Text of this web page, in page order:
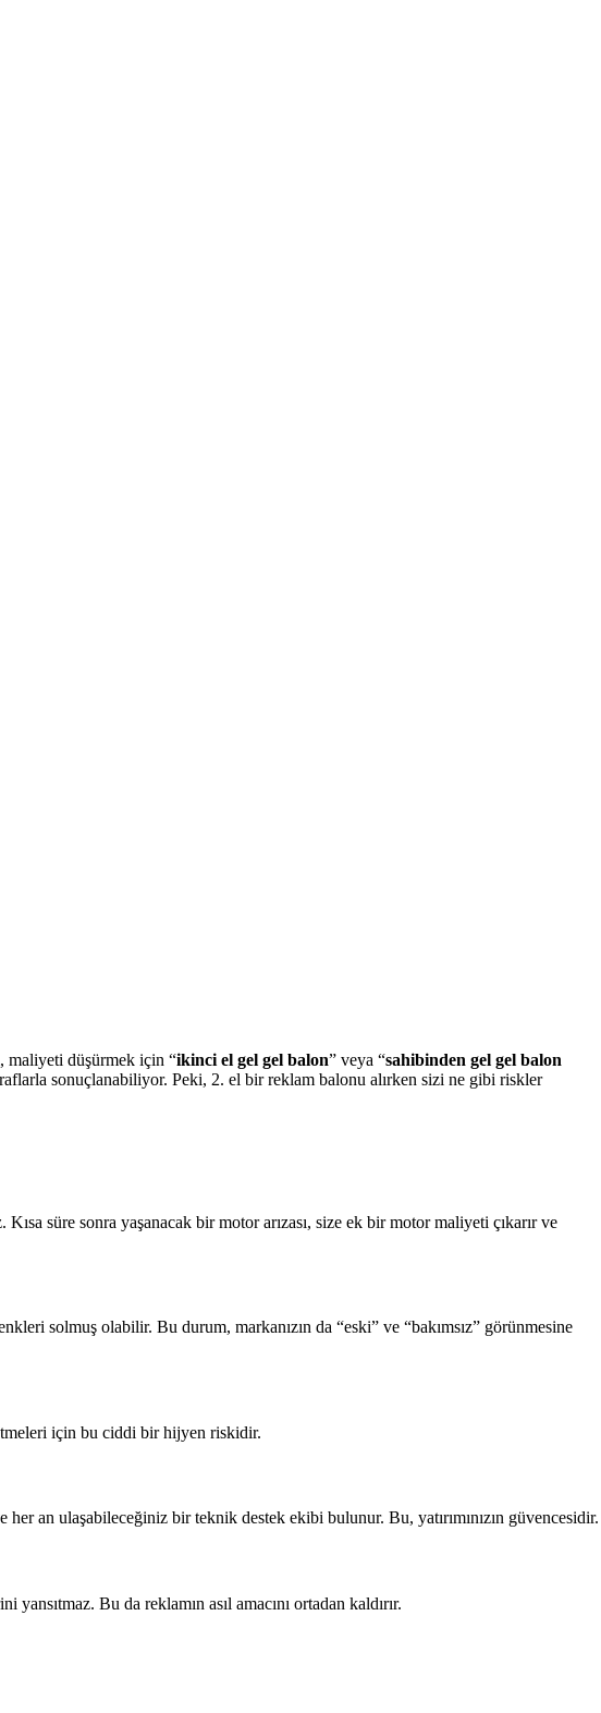
maliyeti düşürmek için “ikinci el gel gel balon” veya “sahibinden gel gel balon
sonuçlanabiliyor. Peki, 2. el bir reklam balonu alırken sizi ne gibi riskler
süre sonra yaşanacak bir motor arızası, size ek bir motor maliyeti çıkarır ve
solmuş olabilir. Bu durum, markanızın da “eski” ve “bakımsız” görünmesine
için bu ciddi bir hijyen riskidir.
her an ulaşabileceğiniz bir teknik destek ekibi bulunur. Bu, yatırımınızın güvencesidir.
Bu da reklamın asıl amacını ortadan kaldırır.